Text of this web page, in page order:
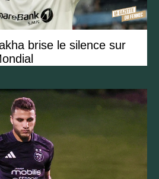
brise le silence sur